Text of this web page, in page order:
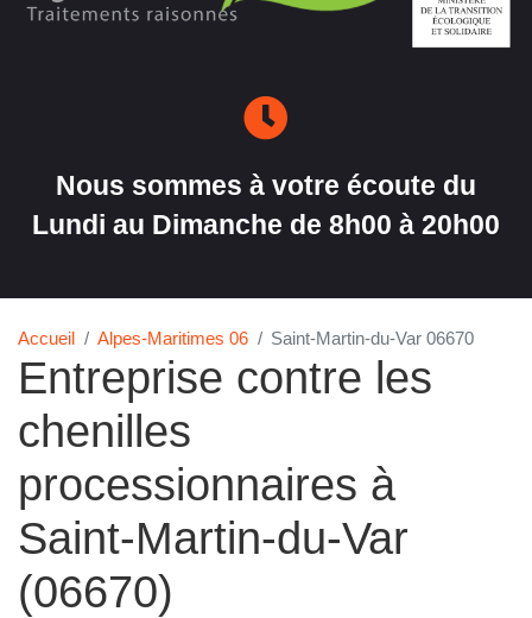
Nous sommes à votre écoute du
Lundi au Dimanche de 8h00 à 20h00
Accueil Alpes-Maritimes 06 Saint-Martin-du-Var 06670
Entreprise contre les
chenilles
processionnaires à
Saint-Martin-du-Var
(06670)